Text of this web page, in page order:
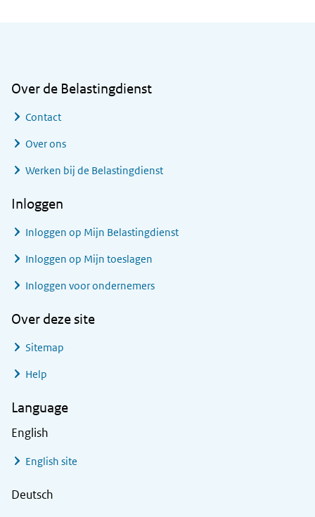
Over de Belastingdienst
Contact
Over ons
Werken bij de Belastingdienst
Inloggen
Inloggen op Mijn Belastingdienst
Inloggen op Mijn toeslagen
Inloggen voor ondernemers
Over deze site
Sitemap
Help
Language
English
English site
Deutsch